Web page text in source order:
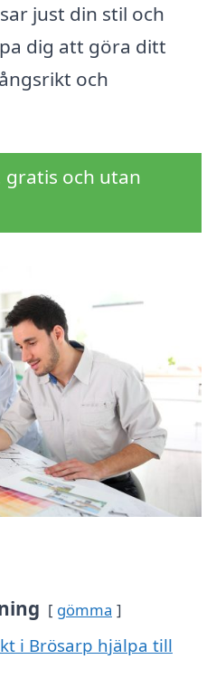
just din stil och
dig att göra ditt
och
gratis och utan
gömma
i Brösarp hjälpa till